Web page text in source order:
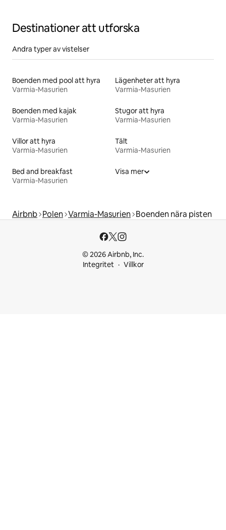
Destinationer att utforska
Andra typer av vistelser
Boenden med pool att hyra
Varmia-Masurien
Lägenheter att hyra
Varmia-Masurien
Boenden med kajak
Varmia-Masurien
Stugor att hyra
Varmia-Masurien
Villor att hyra
Varmia-Masurien
Tält
Varmia-Masurien
Bed and breakfast
Varmia-Masurien
Visa mer
Airbnb Polen Varmia-Masurien Boenden nära pisten
© 2026 Airbnb, Inc.
Integritet
Villkor